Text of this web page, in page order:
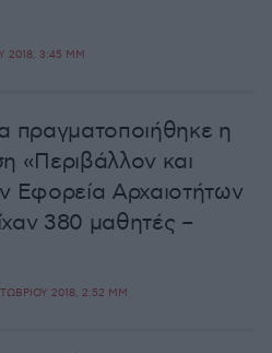
2018, 3:45 ΜΜ
πραγματοποιήθηκε η
«Περιβάλλον και
Εφορεία Αρχαιοτήτων
380 μαθητές –
2018, 2:52 ΜΜ